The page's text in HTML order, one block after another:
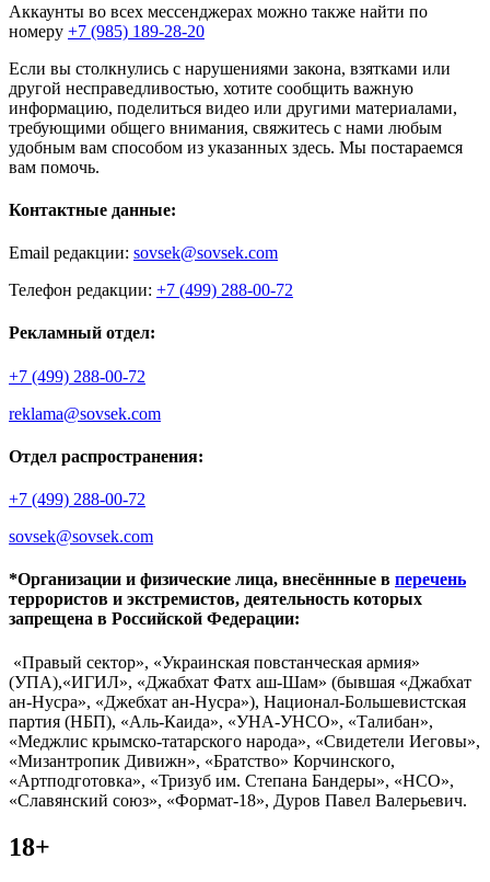
Аккаунты во всех мессенджерах можно также найти по
номеру +7 (985) 189-28-20
Если вы столкнулись с нарушениями закона, взятками или
другой несправедливостью, хотите сообщить важную
информацию, поделиться видео или другими материалами,
требующими общего внимания, свяжитесь с нами любым
удобным вам способом из указанных здесь. Мы постараемся
вам помочь.
Контактные данные:
Email редакции: sovsek@sovsek.com
Телефон редакции: +7 (499) 288-00-72
Рекламный отдел:
+7 (499) 288-00-72
reklama@sovsek.com
Отдел распространения:
+7 (499) 288-00-72
sovsek@sovsek.com
*Организации и физические лица, внесённные в перечень
террористов и экстремистов, деятельность которых
запрещена в Российской Федерации:
«Правый сектор», «Украинская повстанческая армия»
(УПА),«ИГИЛ», «Джабхат Фатх аш-Шам» (бывшая «Джабхат
ан-Нусра», «Джебхат ан-Нусра»), Национал-Большевистская
партия (НБП), «Аль-Каида», «УНА-УНСО», «Талибан»,
«Меджлис крымско-татарского народа», «Свидетели Иеговы»,
«Мизантропик Дивижн», «Братство» Корчинского,
«Артподготовка», «Тризуб им. Степана Бандеры», «НСО»,
«Славянский союз», «Формат-18», Дуров Павел Валерьевич.
18+